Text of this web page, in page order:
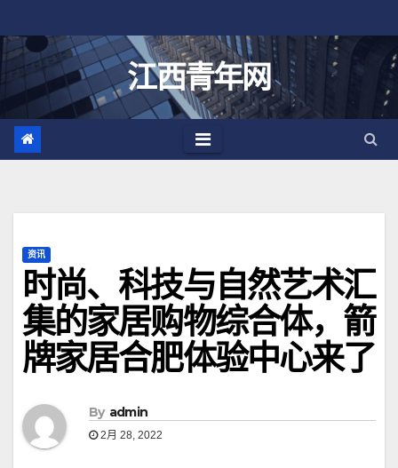
至
江西青年网
资讯
时尚、科技与自然艺术汇
集的家居购物综合体，箭
牌家居合肥体验中心来了
By admin
2月 28, 2022